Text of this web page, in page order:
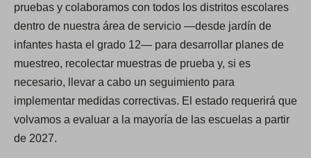
w
t
a
b
)
pruebas y colaboramos con todos los distritos escolares
dentro de nuestra área de servicio —desde jardín de
infantes hasta el grado 12— para desarrollar planes de
muestreo, recolectar muestras de prueba y, si es
necesario, llevar a cabo un seguimiento para
implementar medidas correctivas. El estado requerirá que
volvamos a evaluar a la mayoría de las escuelas a partir
de 2027.